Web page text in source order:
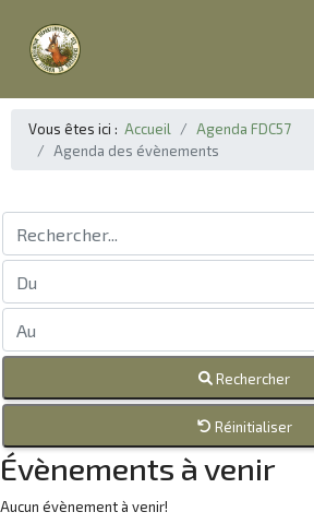
Vous êtes ici : Accueil
Agenda FDC57
Agenda des évènements
Rechercher
Réinitialiser
Évènements à venir
Aucun évènement à venir!